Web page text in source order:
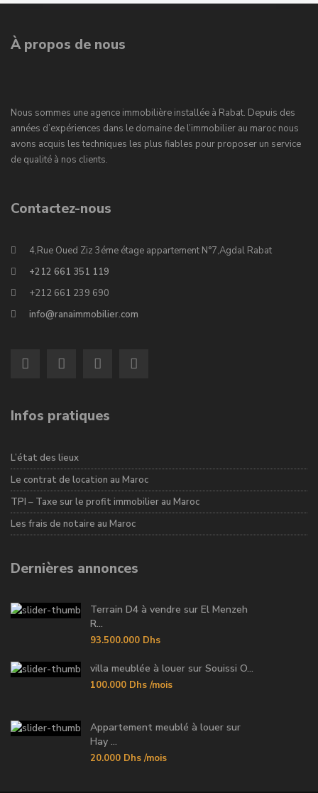
À propos de nous
Nous sommes une agence immobilière installée à Rabat. Depuis des
années d’expériences dans le domaine de l’immobilier au maroc nous
avons acquis les techniques les plus fiables pour proposer un service
de qualité à nos clients.
Contactez-nous
4,Rue Oued Ziz 3éme étage appartement N°7,Agdal Rabat
+212 661 351 119
+212 661 239 690
info@ranaimmobilier.com
Infos pratiques
L’état des lieux
Le contrat de location au Maroc
TPI – Taxe sur le profit immobilier au Maroc
Les frais de notaire au Maroc
Dernières annonces
Terrain D4 à vendre sur El Menzeh
R...
93.500.000 Dhs
villa meublée à louer sur Souissi O...
100.000 Dhs /mois
Appartement meublé à louer sur
Hay ...
20.000 Dhs /mois